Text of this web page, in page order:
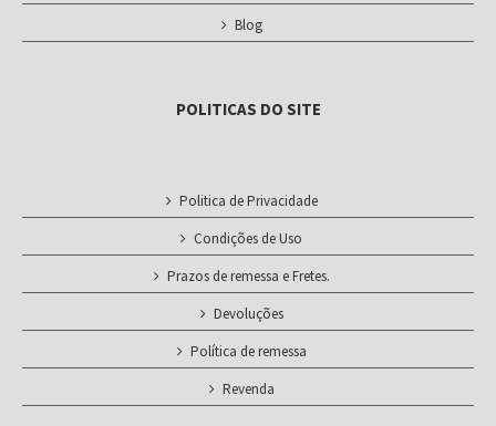
Blog
POLITICAS DO SITE
Politica de Privacidade
Condições de Uso
Prazos de remessa e Fretes.
Devoluções
Política de remessa
Revenda